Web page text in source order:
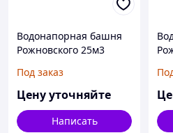
Водонапорная башня
Рожновского 25м3
Под заказ
Цену уточняйте
Написать